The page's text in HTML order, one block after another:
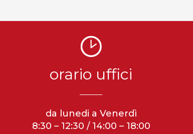
orario uffici
da lunedi a Venerdì
8:30 – 12:30 / 14:00 – 18:00